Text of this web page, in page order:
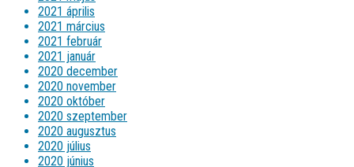
2021 április
2021 március
2021 február
2021 január
2020 december
2020 november
2020 október
2020 szeptember
2020 augusztus
2020 július
2020 június